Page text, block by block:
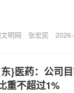
明网 张宏民
}医药：公司
重不超过1%